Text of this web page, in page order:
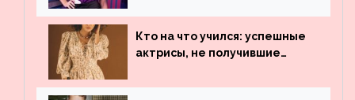
популярности и выложила
архивные фото
Кто на что учился: успешные
актрисы, не получившие